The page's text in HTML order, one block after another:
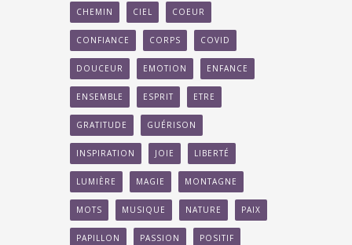
CHEMIN CIEL COEUR
CONFIANCE CORPS COVID
DOUCEUR EMOTION ENFANCE
ENSEMBLE ESPRIT ETRE
GRATITUDE GUÉRISON
INSPIRATION JOIE LIBERTÉ
LUMIÈRE MAGIE MONTAGNE
MOTS MUSIQUE NATURE PAIX
PAPILLON PASSION POSITIF